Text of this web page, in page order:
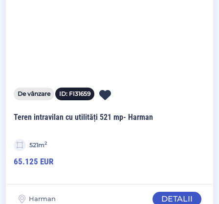
De vânzare ID: FI31659
Teren intravilan cu utilități 521 mp- Harman
521m2
65.125 EUR
Harman DETALII